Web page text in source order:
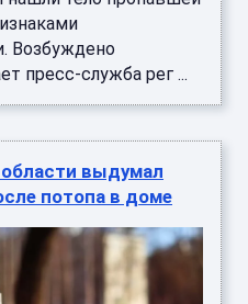
Возбуждено
пресс-служба рег ...
выдумал
потопа в доме